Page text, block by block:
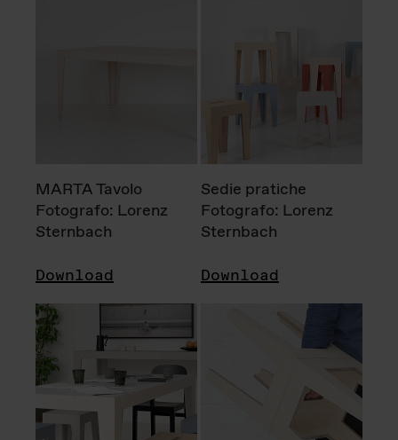
MARTA Tavolo
Fotografo: Lorenz
Sternbach
Download
Sedie pratiche
Fotografo: Lorenz
Sternbach
Download